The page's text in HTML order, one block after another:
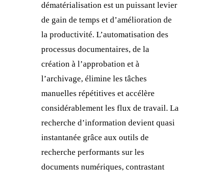
dématérialisation est un puissant levier
de gain de temps et d’amélioration de
la productivité. L’automatisation des
processus documentaires, de la
création à l’approbation et à
l’archivage, élimine les tâches
manuelles répétitives et accélère
considérablement les flux de travail. La
recherche d’information devient quasi
instantanée grâce aux outils de
recherche performants sur les
documents numériques, contrastant